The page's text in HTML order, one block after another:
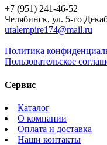
+7 (951) 241-46-52
Челябинск, ул. 5-го
uralempire174@mail.ru
Политика
Пользовательское
Сервис
Каталог
О компании
Оплата и доставка
Наши контакты